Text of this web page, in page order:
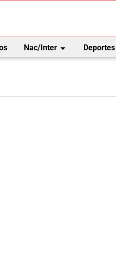
Nac/Interarrow_drop_down Deportes